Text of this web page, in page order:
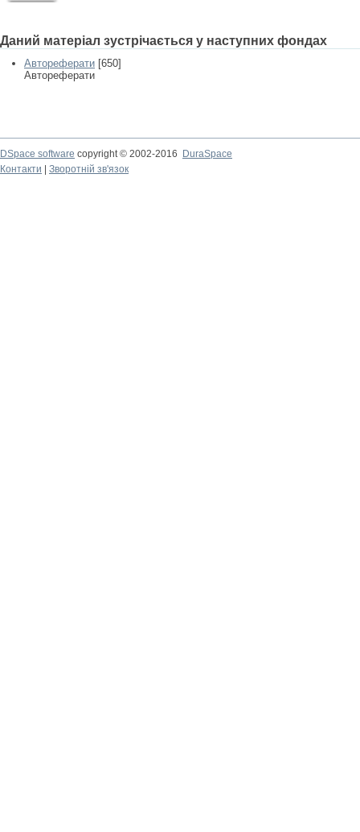
Даний матеріал зустрічається у наступних фондах
Автореферати [650]
Автореферати
DSpace software copyright © 2002-2016
DuraSpace
Контакти
Зворотній зв'язок